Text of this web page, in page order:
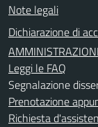
Note legali
Dichiarazione di
Leggi le FAQ
Segnalazione
Prenotazione
Richiesta